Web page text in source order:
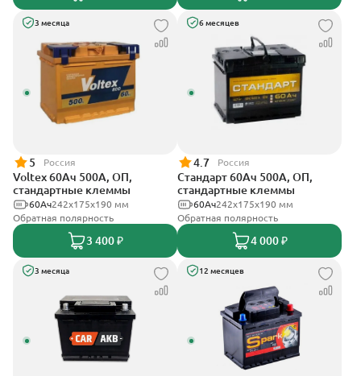
3 месяца
5 Россия
Voltex 60Ач 500А, ОП,
стандартные клеммы
242х175х190 мм
60Ач
Обратная полярность
3 400 ₽
6 месяцев
4.7 Россия
Стандарт 60Ач 500А, ОП,
стандартные клеммы
242x175x190 мм
60Ач
Обратная полярность
4 000 ₽
3 месяца 12 месяцев